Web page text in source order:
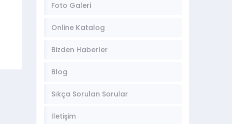
Foto Galeri
Online Katalog
Bizden Haberler
Blog
Sıkça Sorulan Sorular
İletişim